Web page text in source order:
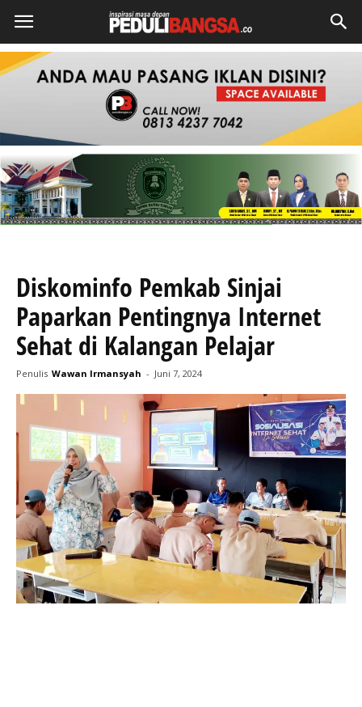
Diskominfo Pemkab Sinjai
Paparkan Pentingnya Internet
Sehat di Kalangan Pelajar
Penulis Wawan Irmansyah - Juni 7, 2024